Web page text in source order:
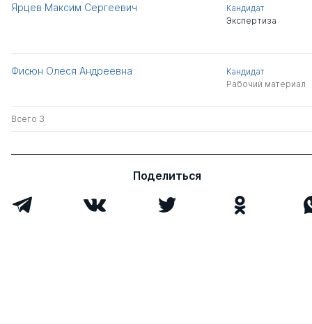
Ярцев Максим Сергеевич
Кандидат
Экспертиза
Фисюн Олеся Андреевна
Кандидат
Рабочий материал
Всего 3
Поделиться